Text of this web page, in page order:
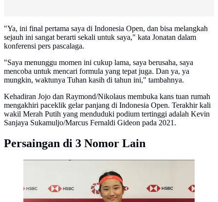
"Ya, ini final pertama saya di Indonesia Open, dan bisa melangkah
sejauh ini sangat berarti sekali untuk saya," kata Jonatan dalam
konferensi pers pascalaga.
"Saya menunggu momen ini cukup lama, saya berusaha, saya
mencoba untuk mencari formula yang tepat juga. Dan ya, ya
mungkin, waktunya Tuhan kasih di tahun ini," tambahnya.
Kehadiran Jojo dan Raymond/Nikolaus membuka kans tuan rumah
mengakhiri paceklik gelar panjang di Indonesia Open. Terakhir kali
wakil Merah Putih yang menduduki podium tertinggi adalah Kevin
Sanjaya Sukamuljo/Marcus Fernaldi Gideon pada 2021.
Persaingan di 3 Nomor Lain
Yu Fei setelah tertinggal 7-17 pada gim ketiga semifinal
Indonesia Open 2026. (Liputan6.com/Dimas
Ramadhan)